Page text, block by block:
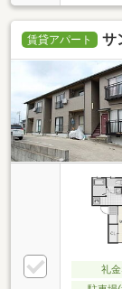
賃貸アパート サ
礼